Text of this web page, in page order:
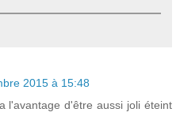
2015 à 15:48
l'avantage d'être aussi joli éteint